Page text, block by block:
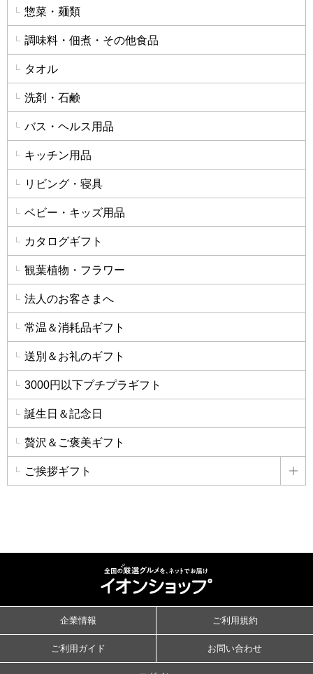
惣菜・麺類
調味料・佃煮・その他食品
タオル
洗剤・石鹸
バス・ヘルス用品
キッチン用品
リビング・寝具
ベビー・キッズ用品
カタログギフト
観葉植物・フラワー
法人のお客さまへ
常温＆消耗品ギフト
送別＆お礼のギフト
3000円以下プチプラギフト
誕生日＆記念日
贅沢＆ご褒美ギフト
ご挨拶ギフト 詳
企業情報 ご利用規約
ご利用ガイド お問い合わせ